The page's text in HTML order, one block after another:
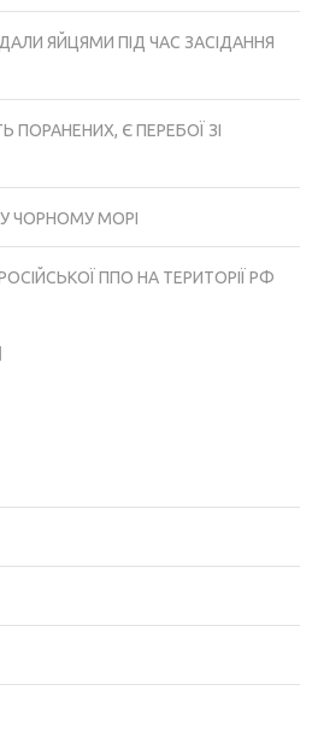
ЯЙЦЯМИ ПІД ЧАС ЗАСІДАННЯ
ПОРАНЕНИХ, Є ПЕРЕБОЇ ЗІ
ЧОРНОМУ МОРІ
ППО НА ТЕРИТОРІЇ РФ